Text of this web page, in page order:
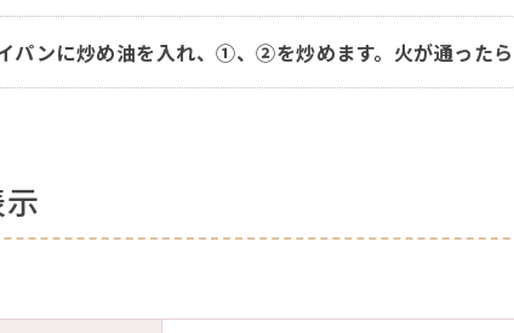
パンに炒め油を入れ、①、②を炒めます。火が通った